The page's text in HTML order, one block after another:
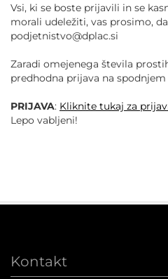
Vsi, ki se boste prijavili in se
morali udeležiti, vas prosimo,
podjetnistvo@dplac.si
Zaradi omejenega števila
predhodna prijava na spodnjem
PRIJAVA: Kliknite tukaj za
Lepo vabljeni!
Kontakt